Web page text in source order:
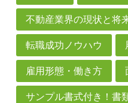
不動産業界の現状と将
転職成功ノウハウ
雇用形態・働き方
サンプル書式付き！書